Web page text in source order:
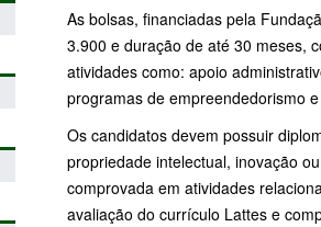
As bolsas, financiadas pela
3.900 e duração de até 30 meses,
atividades como: apoio
programas de empreendedorismo
Os candidatos devem possuir
propriedade intelectual, inovação
comprovada em atividades
avaliação do currículo Lattes e